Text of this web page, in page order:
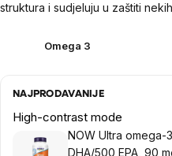
struktura i sudjeluju u zaštiti
Omega 3
NAJPRODAVANIJE
High-contrast mode
NOW Ultra omega-
DHA/500 EPA, 90